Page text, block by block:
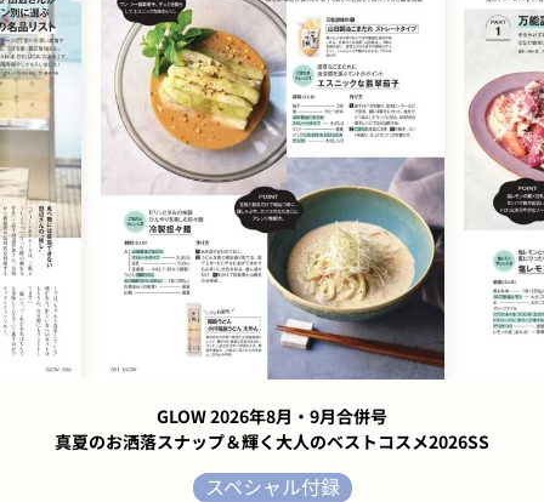
GLOW 2026年8月・9月合併号
真夏のお洒落スナップ＆輝く大人のベストコスメ2026SS
スペシャル付録